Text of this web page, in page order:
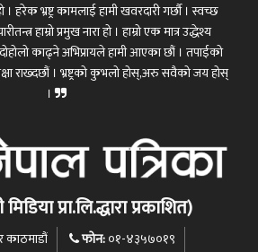
। हरेक भ्रष्ट्र कामलाई हामी खवरदारी गर्छौ । स्वच्छ
हाम्रो प्रमुख नारा हो । हाम्रो एक मात्र उद्धेश्य
दोहोलो काढ्ने अभिप्रायले हामी आएका छौं । तपाईको
राख्दछौं । भ्रष्ट्रको कुभलो होस्,अरु सवैको जय होस्
।
प्रा.लि.द्धारा प्रकाशित)
काठमाडौं फोन:०१-४३५७०१९